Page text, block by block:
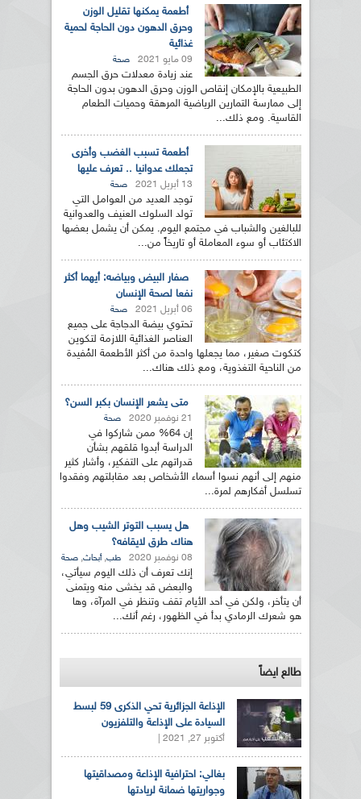
أطعمة يمكنها تقليل الوزن
وحرق الدهون دون الحاجة لحمية
غذائية
09 مايو 2021 صحة
عند زيادة معدلات حرق الجسم
الطبيعية بالإمكان إنقاص الوزن وحرق الدهون بدون الحاجة
إلى ممارسة التمارين الرياضية المرهقة وحميات الطعام
القاسية. ومع ذلك...
أطعمة تسبب الغضب وأخرى
تجعلك عدوانيا .. تعرف عليها
13 أبريل 2021 صحة
توجد العديد من العوامل التي
تولد السلوك العنيف والعدوانية
للبالغين والشباب في مجتمع اليوم. يمكن أن يشمل بعضها
الاكتئاب أو سوء المعاملة أو تاريخاً من...
صفار البيض وبياضه: أيهما أكثر
نفعا لصحة الإنسان
06 أبريل 2021 صحة
تحتوي بيضة الدجاجة على جميع
العناصر الغذائية اللازمة لتكوين
كتكوت صغير، مما يجعلها واحدة من أكثر الأطعمة المُفيدة
من الناحية التغذوية، ومع ذلك هناك...
متى يشعر الإنسان بكبر السن؟
21 نوفمبر 2020 صحة
إن 64% ممن شاركوا في
الدراسة أبدوا قلقهم بشأن
قدراتهم على التفكير، وأشار كثير
منهم إلى أنهم نسوا أسماء الأشخاص بعد مقابلتهم وفقدوا
تسلسل أفكارهم لمرة...
هل يسبب التوتر الشيب وهل
هناك طرق لايقافه؟
08 نوفمبر 2020 طب,أبحاث, صحة
إنك تعرف أن ذلك اليوم سيأتي،
والبعض قد يخشى منه ويتمنى
أن يتأخر، ولكن في أحد الأيام تقف وتنظر في المرآة، وها
هو شعرك الرمادي بدأ في الظهور، رغم أنك...
طالع ايضاً
الإذاعة الجزائرية تحي الذكرى 59 لبسط
السيادة على الإذاعة والتلفزيون
أكتوبر 27, 2021 |
بغالي: احترافية الإذاعة ومصداقيتها
وجواريتها ضمانة لريادتها